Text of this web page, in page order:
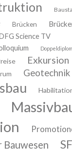
Brücken
Science TV
Doppeldiplom
Exkursion
Geotechnik
Bauwesen